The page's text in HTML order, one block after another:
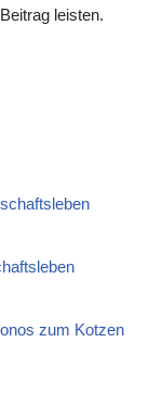
leisten.
zum Kotzen